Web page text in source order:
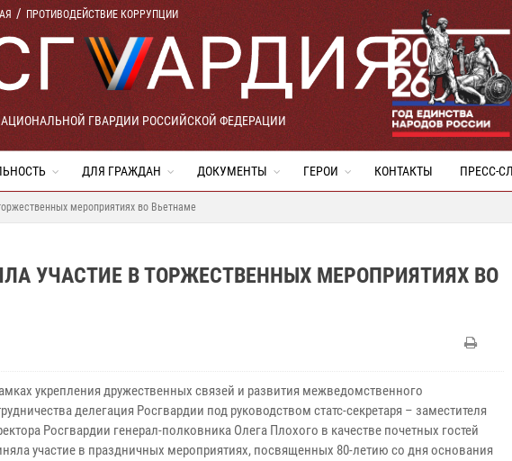
ПРОТИВОДЕЙСТВИЕ КОРРУПЦИИ
ГВАРДИИ РОССИЙСКОЙ ФЕДЕРАЦИИ
ДЛЯ ГРАЖДАН ДОКУМЕНТЫ ГЕРОИ КОНТАКТЫ ПРЕСС-
мероприятиях во Вьетнаме
УЧАСТИЕ В ТОРЖЕСТВЕННЫХ МЕРОПРИЯТИЯХ ВО
укрепления дружественных связей и развития межведомственного
делегация Росгвардии под руководством статс-секретаря – заместителя
Росгвардии генерал-полковника Олега Плохого в качестве почетных гостей
участие в праздничных мероприятиях, посвященных 80-летию со дня основания